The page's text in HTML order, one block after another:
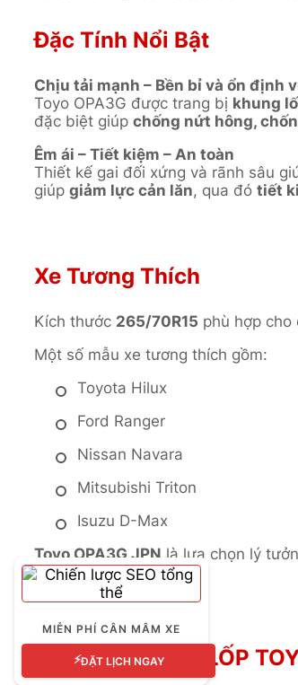
Đặc Tính Nổi Bật
Chịu tải mạnh – Bền bỉ và ổn định
Toyo OPA3G được trang bị khung
đặc biệt giúp chống nứt hông,
Êm ái – Tiết kiệm – An toàn
Thiết kế gai đối xứng và rãnh sâu
giúp giảm lực cản lăn, qua đó tiết
Xe Tương Thích
Kích thước 265/70R15 phù hợp cho
Một số mẫu xe tương thích gồm:
Toyota Hilux
Ford Ranger
Nissan Navara
Mitsubishi Triton
Isuzu D-Max
Toyo OPA3G JPN là lựa chọn lý
đô thị đến off-road.
Lý Do Nên Chọn LỐP
MIỄN PHÍ CÂN MÂM XE
⚡ĐẶT LỊCH NGAY